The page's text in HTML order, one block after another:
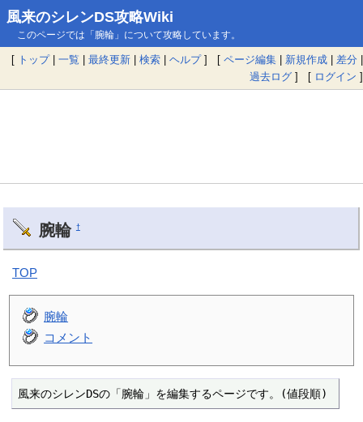
風来のシレンDS攻略Wiki
このページでは「腕輪」について攻略しています。
[ トップ| 一覧 | 最終更新 | 検索 | ヘルプ] [ ページ編集 | 新規作成 | 差分 |
過去ログ ] [ ログイン ]
腕輪 †
TOP
腕輪
コメント
風来のシレンDSの「腕輪」を編集するページです。(値段順)